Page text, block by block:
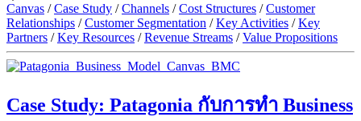
Canvas /Case Study /Channels /Cost Structures /Customer
Relationships /Customer Segmentation /Key Activities /Key
Partners /Key Resources /Revenue Streams /Value Propositions
Case Study: Patagonia กับการทำ Business